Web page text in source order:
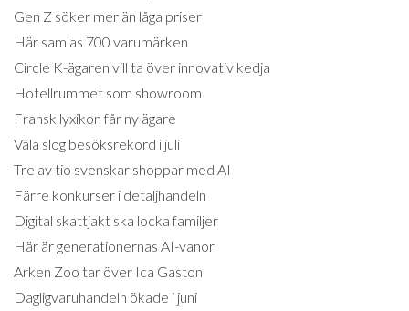
Gen Z söker mer än låga priser
Här samlas 700 varumärken
Circle K-ägaren vill ta över innovativ kedja
Hotellrummet som showroom
Fransk lyxikon får ny ägare
Väla slog besöksrekord i juli
Tre av tio svenskar shoppar med AI
Färre konkurser i detaljhandeln
Digital skattjakt ska locka familjer
Här är generationernas AI-vanor
Arken Zoo tar över Ica Gaston
Dagligvaruhandeln ökade i juni